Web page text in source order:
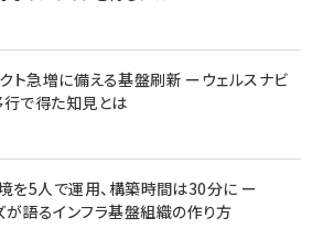
ト急増に備える基盤刷新 ーウェルスナビ
で得た知見とは
を5人で運用、構築時間は30分に ー
語るインフラ基盤組織の作り方